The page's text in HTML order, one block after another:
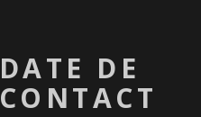
DATE DE
CONTACT